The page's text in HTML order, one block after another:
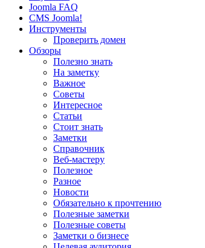
Joomla FAQ
CMS Joomla!
Инструменты
Проверить домен
Обзоры
Полезно знать
На заметку
Важное
Советы
Интересное
Статьи
Стоит знать
Заметки
Справочник
Веб-мастеру
Полезное
Разное
Новости
Обязательно к прочтению
Полезные заметки
Полезные советы
Заметки о бизнесе